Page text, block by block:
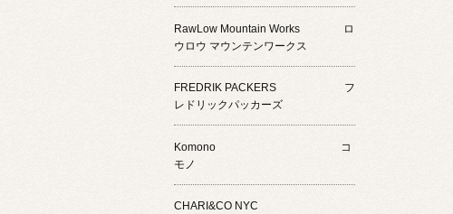
RawLow Mountain Works ロ
ウロウ マウンテンワークス
FREDRIK PACKERS フ
レドリックパッカーズ
Komono コ
モノ
CHARI&CO NYC